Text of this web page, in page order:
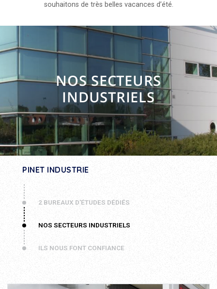
souhaitons de très belles vacances d’été.
NOS SECTEURS
INDUSTRIELS
PINET INDUSTRIE
2 BUREAUX D'ÉTUDES DÉDIÉS
NOS SECTEURS INDUSTRIELS
ILS NOUS FONT CONFIANCE